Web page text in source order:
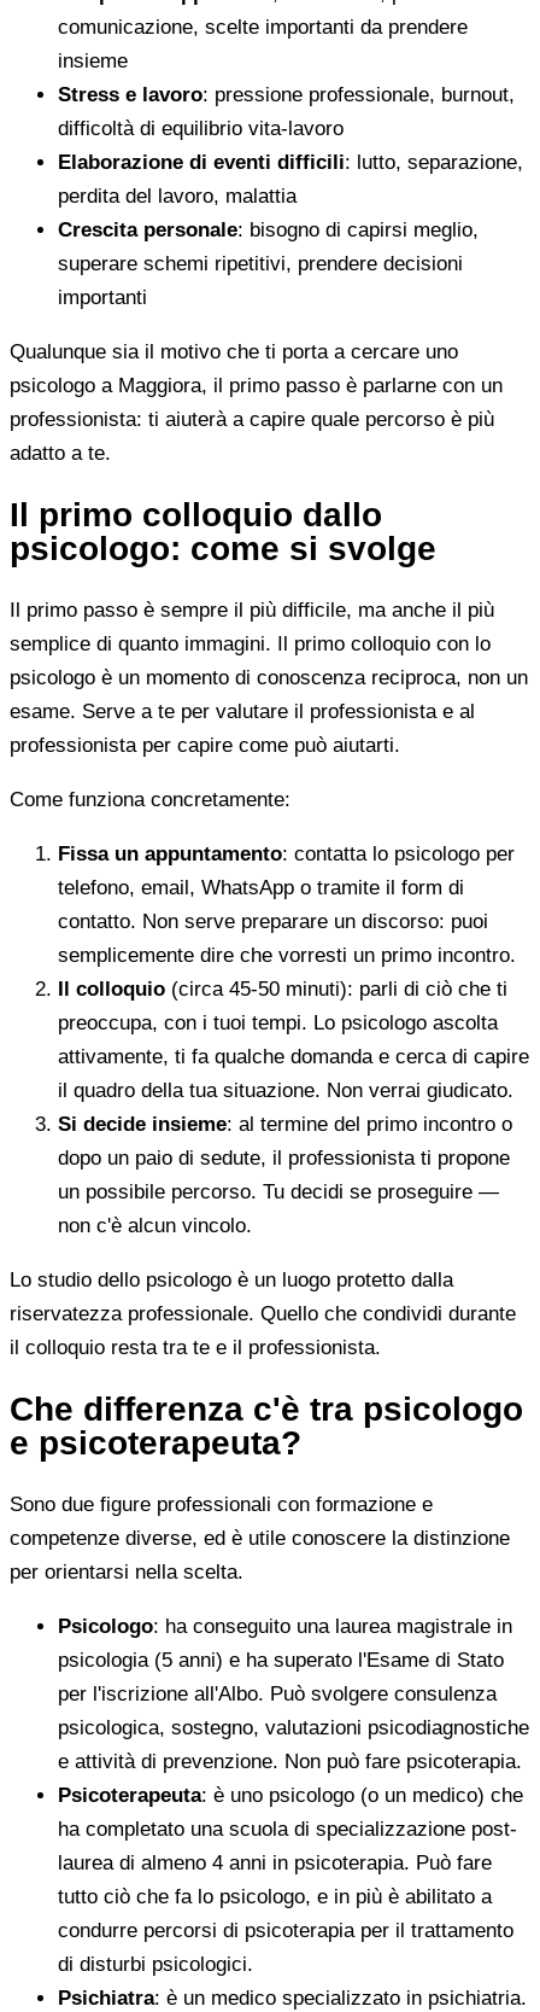
comunicazione, scelte importanti da prendere
insieme
Stress e lavoro: pressione professionale, burnout,
difficoltà di equilibrio vita-lavoro
Elaborazione di eventi difficili: lutto, separazione,
perdita del lavoro, malattia
Crescita personale: bisogno di capirsi meglio,
superare schemi ripetitivi, prendere decisioni
importanti
Qualunque sia il motivo che ti porta a cercare uno
psicologo a Maggiora, il primo passo è parlarne con un
professionista: ti aiuterà a capire quale percorso è più
adatto a te.
Il primo colloquio dallo
psicologo: come si svolge
Il primo passo è sempre il più difficile, ma anche il più
semplice di quanto immagini. Il primo colloquio con lo
psicologo è un momento di conoscenza reciproca, non un
esame. Serve a te per valutare il professionista e al
professionista per capire come può aiutarti.
Come funziona concretamente:
Fissa un appuntamento: contatta lo psicologo per
telefono, email, WhatsApp o tramite il form di
contatto. Non serve preparare un discorso: puoi
semplicemente dire che vorresti un primo incontro.
Il colloquio (circa 45-50 minuti): parli di ciò che ti
preoccupa, con i tuoi tempi. Lo psicologo ascolta
attivamente, ti fa qualche domanda e cerca di capire
il quadro della tua situazione. Non verrai giudicato.
Si decide insieme: al termine del primo incontro o
dopo un paio di sedute, il professionista ti propone
un possibile percorso. Tu decidi se proseguire —
non c'è alcun vincolo.
Lo studio dello psicologo è un luogo protetto dalla
riservatezza professionale. Quello che condividi durante
il colloquio resta tra te e il professionista.
Che differenza c'è tra psicologo
e psicoterapeuta?
Sono due figure professionali con formazione e
competenze diverse, ed è utile conoscere la distinzione
per orientarsi nella scelta.
Psicologo: ha conseguito una laurea magistrale in
psicologia (5 anni) e ha superato l'Esame di Stato
per l'iscrizione all'Albo. Può svolgere consulenza
psicologica, sostegno, valutazioni psicodiagnostiche
e attività di prevenzione. Non può fare psicoterapia.
Psicoterapeuta: è uno psicologo (o un medico) che
ha completato una scuola di specializzazione post-
laurea di almeno 4 anni in psicoterapia. Può fare
tutto ciò che fa lo psicologo, e in più è abilitato a
condurre percorsi di psicoterapia per il trattamento
di disturbi psicologici.
Psichiatra: è un medico specializzato in psichiatria.